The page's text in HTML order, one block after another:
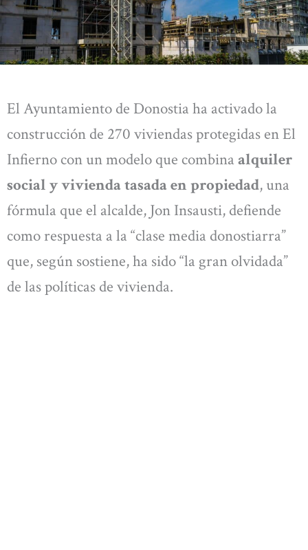
El Ayuntamiento de Donostia ha activado la
construcción de 270 viviendas protegidas en El
Infierno con un modelo que combina alquiler
social y vivienda tasada en propiedad, una
fórmula que el alcalde, Jon Insausti, defiende
como respuesta a la “clase media donostiarra”
que, según sostiene, ha sido “la gran olvidada”
de las políticas de vivienda.